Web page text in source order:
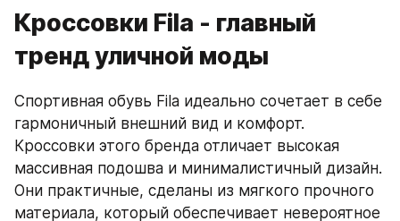
Кроссовки Fila - главный
тренд уличной моды
Спортивная обувь Fila идеально сочетает в себе
гармоничный внешний вид и комфорт.
Кроссовки этого бренда отличает высокая
массивная подошва и минималистичный дизайн.
Они практичные, сделаны из мягкого прочного
материала, который обеспечивает невероятное